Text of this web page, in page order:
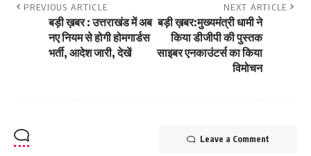
PREVIOUS ARTICLE
बड़ी ख़बर : उत्तराखंड में अब
नए नियम से होगी होमगार्डस
भर्ती, आदेश जारी, देखें
NEXT ARTICLE
बड़ी ख़बर:मुख्‍यमंत्री धामी ने
किया डीजीपी की पुस्‍तक
साइबर एनकाउंटर्स का किया
विमोचन
Leave a Comment